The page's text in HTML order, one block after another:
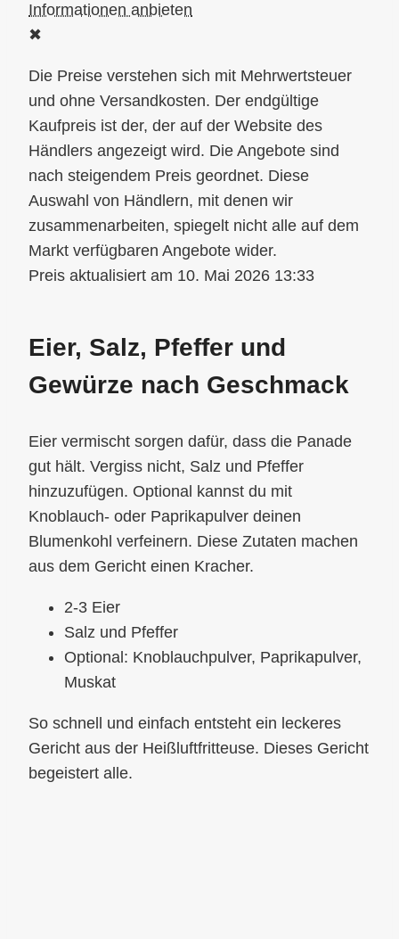
✖
10. Mai 2026 13:33
Eier, Salz, Pfeffer und
Gewürze nach Geschmack
Eier vermischt sorgen dafür, dass die Panade
gut hält. Vergiss nicht, Salz und Pfeffer
hinzuzufügen. Optional kannst du mit
Knoblauch- oder Paprikapulver deinen
Blumenkohl verfeinern. Diese Zutaten machen
aus dem Gericht einen Kracher.
2-3 Eier
Salz und Pfeffer
Optional: Knoblauchpulver, Paprikapulver,
Muskat
So schnell und einfach entsteht ein leckeres
Gericht aus der Heißluftfritteuse. Dieses Gericht
begeistert alle.